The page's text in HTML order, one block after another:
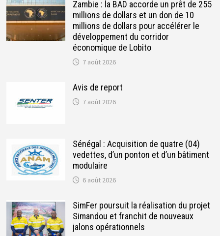
Zambie : la BAD accorde un prêt de 255
millions de dollars et un don de 10
millions de dollars pour accélérer le
développement du corridor
économique de Lobito
7 août 2026
Avis de report
7 août 2026
Sénégal : Acquisition de quatre (04)
vedettes, d’un ponton et d’un bâtiment
modulaire
6 août 2026
SimFer poursuit la réalisation du projet
Simandou et franchit de nouveaux
jalons opérationnels